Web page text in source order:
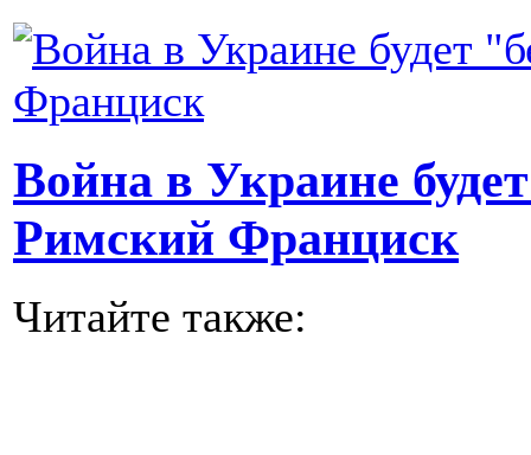
Война в Украине
Римский Франциск
Читайте также: